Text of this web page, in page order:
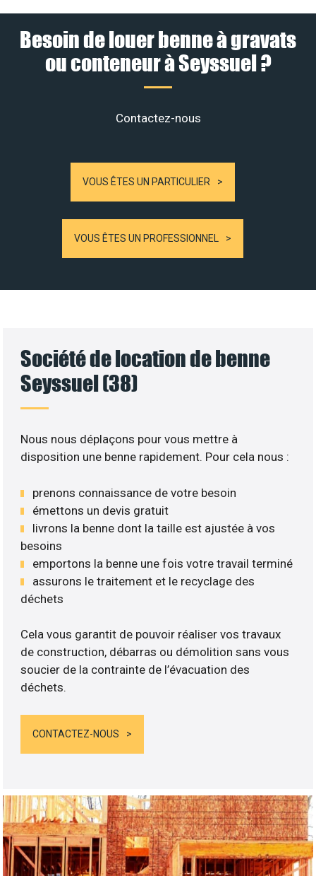
Besoin de louer benne à gravats
ou conteneur à Seyssuel ?
Contactez-nous
VOUS ÊTES UN PARTICULIER
VOUS ÊTES UN PROFESSIONNEL
Société de location de benne
Seyssuel (38)
Nous nous déplaçons pour vous mettre à
disposition une benne rapidement. Pour cela nous :
prenons connaissance de votre besoin
émettons un devis gratuit
livrons la benne dont la taille est ajustée à vos
besoins
emportons la benne une fois votre travail terminé
assurons le traitement et le recyclage des
déchets
Cela vous garantit de pouvoir réaliser vos travaux
de construction, débarras ou démolition sans vous
soucier de la contrainte de l’évacuation des
déchets.
CONTACTEZ-NOUS